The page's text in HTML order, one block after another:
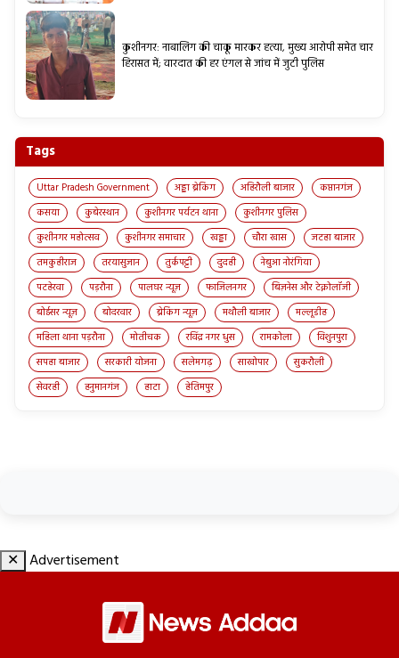
कुशीनगर: नाबालिग की चाकू मारकर हत्या, मुख्य आरोपी समेत चार
हिरासत में; वारदात की हर एंगल से जांच में जुटी पुलिस
Tags
Uttar Pradesh Government अड्डा ब्रेकिंग अहिरौली बाजार
कप्तानगंज
कसया
कुबेरस्थान कुशीनगर पर्यटन थाना
कुशीनगर पुलिस
कुशीनगर महोत्सव
कुशीनगर समाचार खड्डा चौरा खास
जटहा बाजार
तमकुहीराज
तरयासुजान तुर्कपट्टी दुदही
नेबुआ नोरंगिया
पटहेरवा
पड़रौना पालघर न्यूज़ फाजिलनगर
बिज़नेस और टेक्नोलॉजी
बोईसर न्यूज़
बोदरवार ब्रेकिंग न्यूज़ मथौली बाजार
मल्लूडीह
महिला थाना पड़रौना
मोतीचक रविंद्र नगर धुस रामकोला
विशुनपुरा
सपहा बाजार
सरकारी योजना सलेमगढ़ साखोपार
सुकरौली
सेवरही
हनुमानगंज हाटा हेतिमपुर
✕ Advertisement